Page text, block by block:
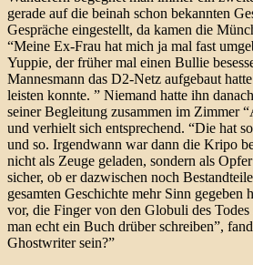
gerade auf die beinah schon bekannten
Gespräche eingestellt, da kamen die
“Meine Ex-Frau hat mich ja mal fast
Yuppie, der früher mal einen Bullie
Mannesmann das D2-Netz aufgebaut
leisten konnte. ” Niemand hatte ihn
seiner Begleitung zusammen im Zimmer
und verhielt sich entsprechend. “Die hat
und so. Irgendwann war dann die Kripo
nicht als Zeuge geladen, sondern als
sicher, ob er dazwischen noch
gesamten Geschichte mehr Sinn gegeben
vor, die Finger von den Globuli des Todes
man echt ein Buch drüber schreiben”,
Ghostwriter sein?”